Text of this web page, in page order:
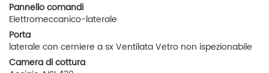
Pannello comandi
Elettromeccanico-laterale
Porta
laterale con cerniere a sx Ventilata Vetro non ispezionabile
Camera di cottura